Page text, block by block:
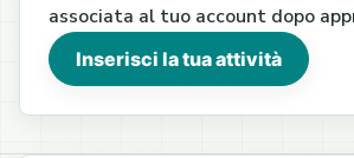
associata al tuo account dopo
Inserisci la tua attività